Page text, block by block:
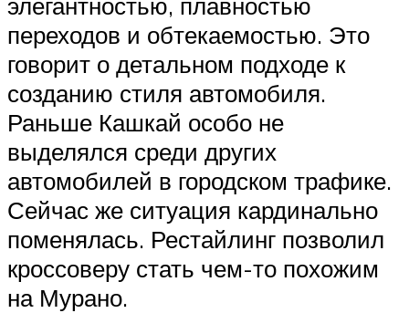
переходов и обтекаемостью. Это
говорит о детальном подходе к
созданию стиля автомобиля.
Раньше Кашкай особо не
выделялся среди других
автомобилей в городском трафике.
Сейчас же ситуация кардинально
поменялась. Рестайлинг позволил
кроссоверу стать чем-то похожим
на Мурано.